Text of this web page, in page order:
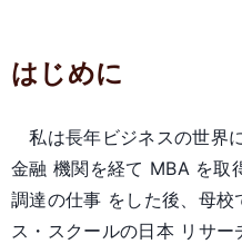
はじめに
私は長年ビジネスの世界
金融 機関を経て MBA を取
調達の仕事 をした後、母
ス・スクールの日本 リサ